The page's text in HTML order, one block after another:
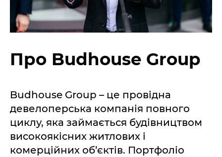
Про Budhouse Group
Budhouse Group – це провідна
девелоперська компанія повного
циклу, яка займається будівництвом
високоякісних житлових і
комерційних об’єктів. Портфоліо